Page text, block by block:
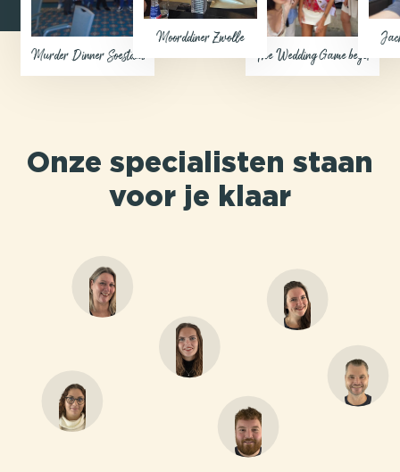
Murder Dinner Soestduinen
Moorddiner Zwolle
The Wedding Game
Onze specialisten staan
voor je klaar